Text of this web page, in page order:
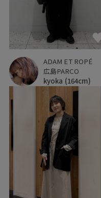
ADAM ET ROPÉ
広島PARCO
kyoka (164cm)